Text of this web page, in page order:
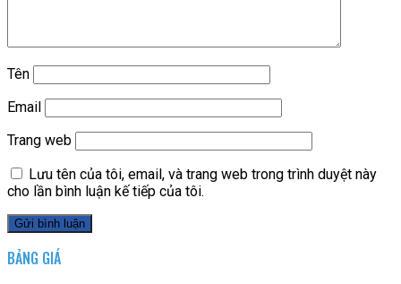
Tên
Email
Trang web
Lưu tên của tôi, email, và trang web trong trình duyệt này
cho lần bình luận kế tiếp của tôi.
BẢNG GIÁ